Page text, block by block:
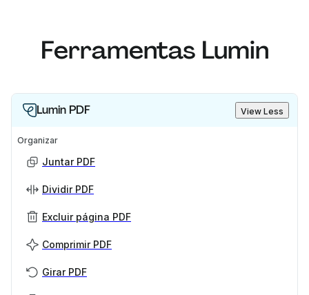
Ferramentas Lumin
Lumin PDF View Less
Organizar
Juntar PDF
Dividir PDF
Excluir página PDF
Comprimir PDF
Girar PDF